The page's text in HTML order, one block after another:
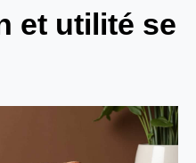
et utilité se